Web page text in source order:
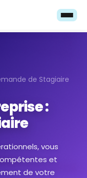
de Stagiaire
:
vous
et
de votre